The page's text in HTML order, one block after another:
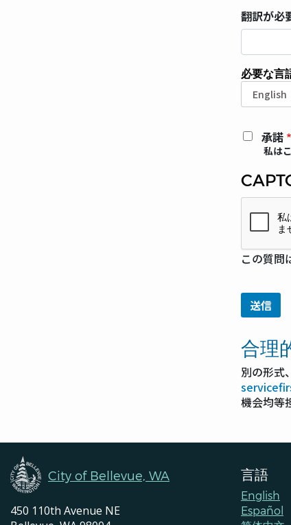
翻訳が必
必要な言
要
言
選
択
承諾
私は
この質問
合理
別の形式
機会均等
City of Bellevue, WA
450 110th Avenue NE
言語
English
Español